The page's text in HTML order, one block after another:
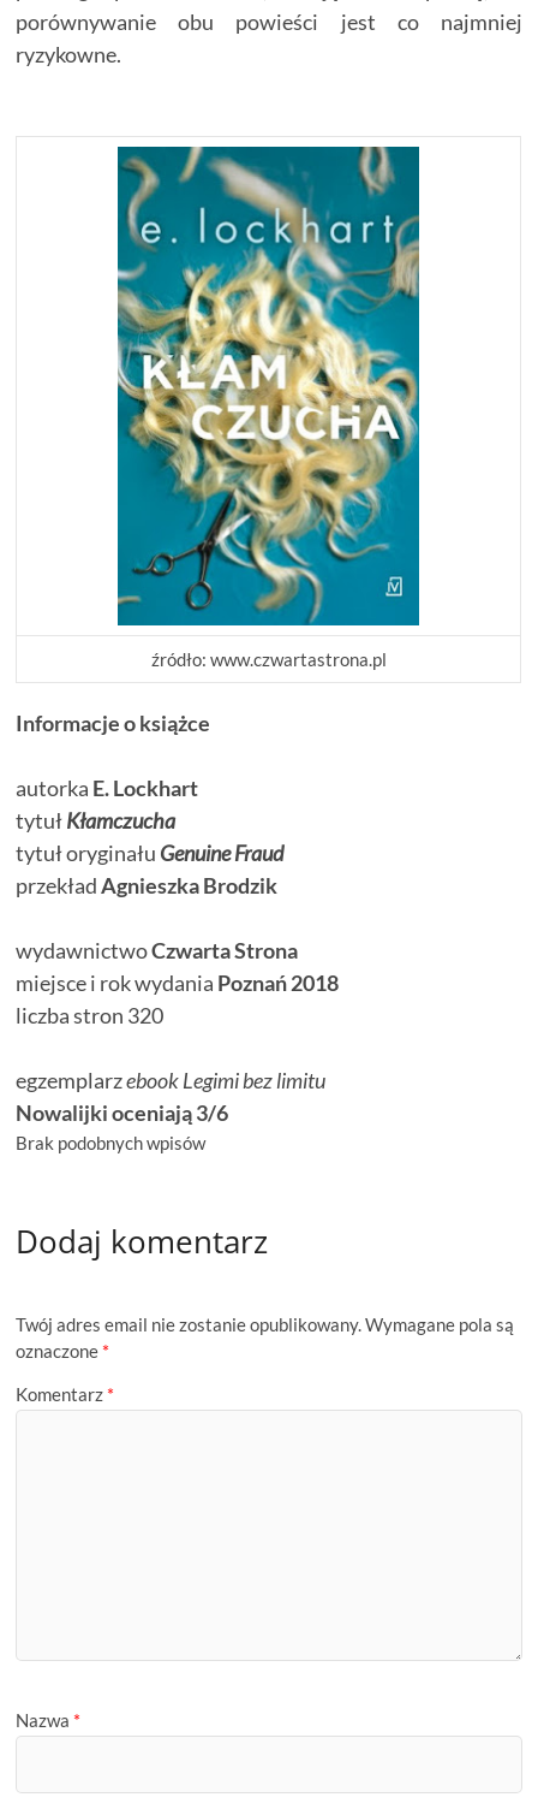
porównywanie obu powieści jest co najmniej
ryzykowne.
źródło: www.czwartastrona.pl
Informacje o książce
autorka E. Lockhart
tytułKłamczucha
tytuł oryginału Genuine Fraud
przekładAgnieszka Brodzik
wydawnictwoCzwarta Strona
miejsce i rok wydania Poznań 2018
liczba stron 320
egzemplarzebook Legimi bez limitu
Nowalijki oceniają 3/6
Brak podobnych wpisów
Dodaj komentarz
Twój adres email nie zostanie opublikowany.Wymagane pola są
oznaczone *
Komentarz *
Nazwa *